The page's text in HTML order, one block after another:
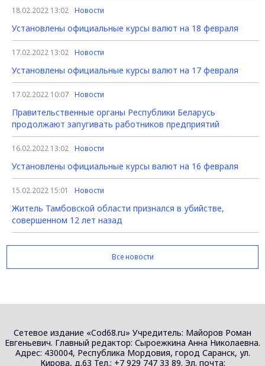
18.02.2022 13:02 Новости
Установлены официальные курсы валют на 18 февраля
17.02.2022 13:02 Новости
Установлены официальные курсы валют на 17 февраля
17.02.2022 10:07 Новости
Правительственные органы Республики Беларусь
продолжают запугивать работников предприятий
16.02.2022 13:02 Новости
Установлены официальные курсы валют на 16 февраля
15.02.2022 15:01 Новости
Житель Тамбовской области признался в убийстве,
совершенном 12 лет назад
Все новости
Сетевое издание «Cod68.ru» Учредитель: Майоров Роман
Евгеньевич. Главный редактор: Сыроежкина Анна Николаевна.
Адрес: 430004, Республика Мордовия, город Саранск, ул.
Кирова, д.63 Тел.: +7 929 747 33 89. Эл. почта: